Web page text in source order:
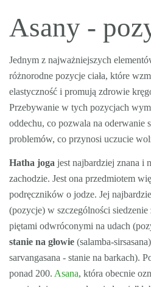
Asany -
Jednym z najważniejszych
różnorodne pozycje ciała, które
elastyczność i promują zdrowie
Przebywanie w tych pozycjach
oddechu, co pozwala na oderwanie
problemów, co przynosi uczucie
Hatha joga jest najbardziej znana i
zachodzie. Jest ona przedmiotem
podręczników o jodze. Jej
(pozycje) w szczególności
piętami odwróconymi na udach
stanie na głowie (salamba-
sarvangasana - stanie na barkach).
ponad 200. Asana, która obecnie